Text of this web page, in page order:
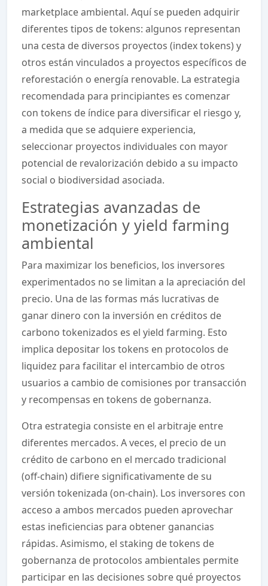
marketplace ambiental. Aquí se pueden adquirir
diferentes tipos de tokens: algunos representan
una cesta de diversos proyectos (index tokens) y
otros están vinculados a proyectos específicos de
reforestación o energía renovable. La estrategia
recomendada para principiantes es comenzar
con tokens de índice para diversificar el riesgo y,
a medida que se adquiere experiencia,
seleccionar proyectos individuales con mayor
potencial de revalorización debido a su impacto
social o biodiversidad asociada.
Estrategias avanzadas de
monetización y yield farming
ambiental
Para maximizar los beneficios, los inversores
experimentados no se limitan a la apreciación del
precio. Una de las formas más lucrativas de
ganar dinero con la inversión en créditos de
carbono tokenizados es el yield farming. Esto
implica depositar los tokens en protocolos de
liquidez para facilitar el intercambio de otros
usuarios a cambio de comisiones por transacción
y recompensas en tokens de gobernanza.
Otra estrategia consiste en el arbitraje entre
diferentes mercados. A veces, el precio de un
crédito de carbono en el mercado tradicional
(off-chain) difiere significativamente de su
versión tokenizada (on-chain). Los inversores con
acceso a ambos mercados pueden aprovechar
estas ineficiencias para obtener ganancias
rápidas. Asimismo, el staking de tokens de
gobernanza de protocolos ambientales permite
participar en las decisiones sobre qué proyectos